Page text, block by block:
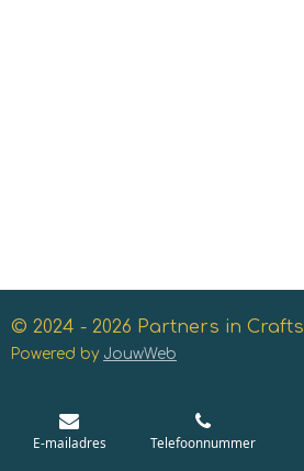
© 2024 - 2026 Partners in Crafts
Powered by JouwWeb
E-mailadres Telefoonnummer